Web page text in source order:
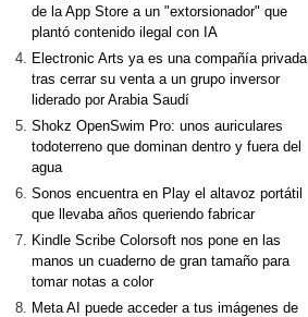
de la App Store a un "extorsionador" que
plantó contenido ilegal con IA
Electronic Arts ya es una compañía privada,
tras cerrar su venta a un grupo inversor
liderado por Arabia Saudí
Shokz OpenSwim Pro: unos auriculares
todoterreno que dominan dentro y fuera del
agua
Sonos encuentra en Play el altavoz portátil
que llevaba años queriendo fabricar
Kindle Scribe Colorsoft nos pone en las
manos un cuaderno de gran tamaño para
tomar notas a color
Meta AI puede acceder a tus imágenes de